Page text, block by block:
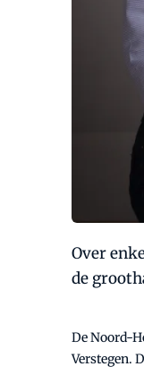
Over
de
De Noord-
Verstegen.